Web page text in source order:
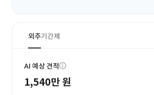
외주기간제
AI 예상 견적
1,540만 원